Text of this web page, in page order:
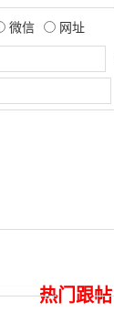
微信 网址
热门跟帖